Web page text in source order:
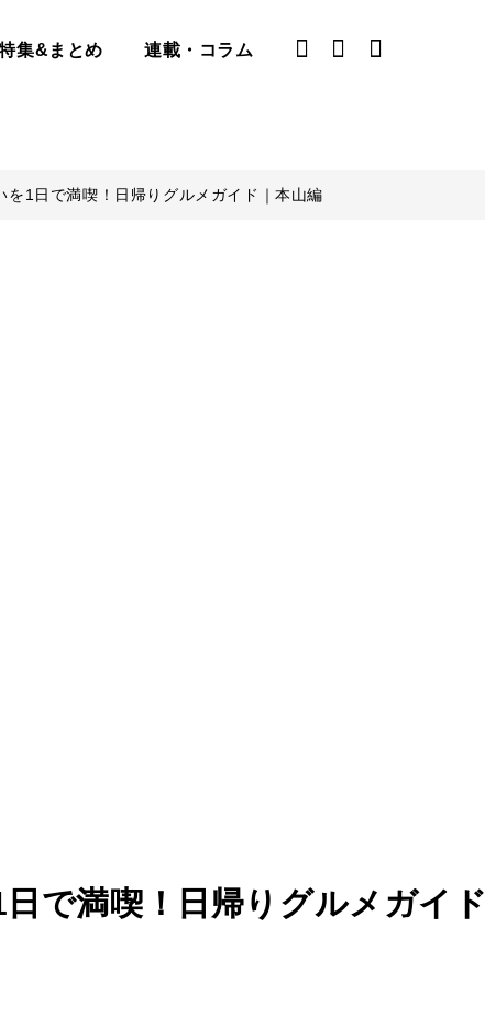
集&まとめ 連載・コラム
を1日で満喫！日帰りグルメガイド｜本山編
で満喫！日帰りグルメガイド